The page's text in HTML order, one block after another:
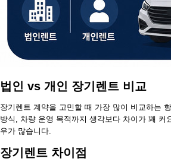
법인 vs 개인 장기렌트 비교
장기렌트 계약을 고민할 때 가장 많이 비교하는
방식, 차량 운영 목적까지 생각보다 차이가 꽤
우가 많습니다.
장기렌트 차이점